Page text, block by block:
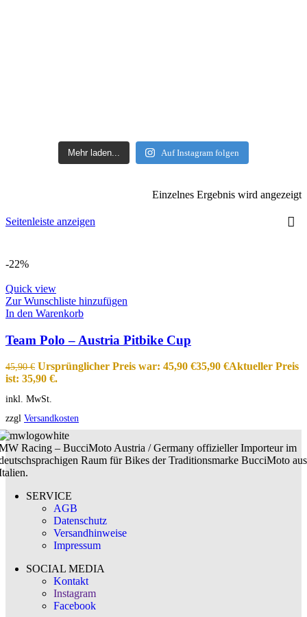
Mehr laden... Auf Instagram folgen
Einzelnes Ergebnis wird angezeigt
Seitenleiste anzeigen
-22%
Quick view
Zur Wunschliste hinzufügen
In den Warenkorb
Team Polo – Austria Pitbike Cup
45,90€ Ursprünglicher Preis war: 45,90 €35,90 €Aktueller Preis
ist: 35,90 €.
inkl. MwSt.
zzgl Versandkosten
Racing – BucciMoto Austria / Germany offizieller Importeur im
Raum für Bikes der Traditionsmarke BucciMoto aus
SERVICE
AGB
Datenschutz
Versandhinweise
Impressum
SOCIAL MEDIA
Kontakt
Instagram
Facebook